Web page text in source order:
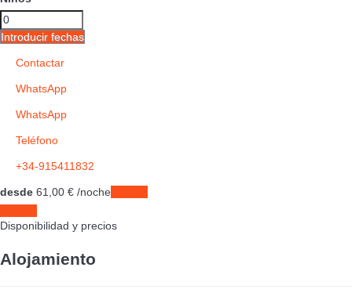
Introducir fechas
Contactar
WhatsApp
WhatsApp
Teléfono
+34-915411832
desde 61,00 € /noche
Disponibilidad y precios
Alojamiento